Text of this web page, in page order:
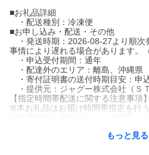
■お礼品詳細
・配送種別：冷凍便
■お申し込み・配送・その他
・発送時期：2026-08-27より順次
事情により遅れる場合があります。
・申込受付期間：通年
・配達外のエリア：離島、沖縄県
・寄付証明書の送付時期目安：申
・提供元：ジャグー株式会社（ＳＴ
【指定時間帯配送に関する注意事項】
※本お礼品はお届け時間帯指定を行
※離島・一部の地域におきましては
もっと見る